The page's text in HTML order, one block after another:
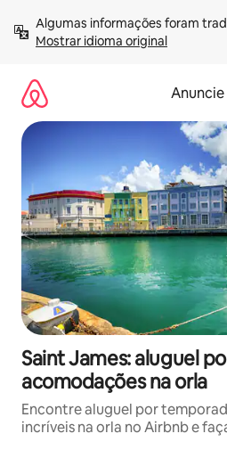
para
Mostrar idioma original
Saint James: aluguel
acomodações na orla
Encontre aluguel por
incríveis na orla no Airbnb e